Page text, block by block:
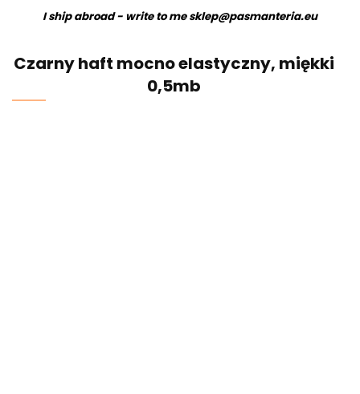
I ship abroad - write to mesklep@pasmanteria.eu
Czarny haft mocno elastyczny, miękki
0,5mb